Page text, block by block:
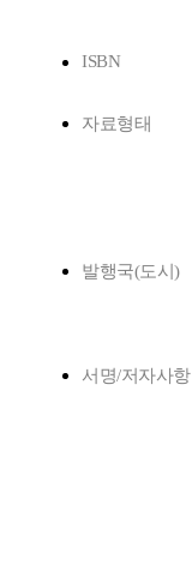
ISBN
자료형태
발행국(도시)
서명/저자사항